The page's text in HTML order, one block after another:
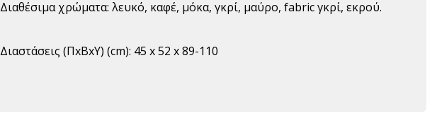
Διαθέσιμα χρώματα: λευκό, καφέ, μόκα, γκρί, μαύρο, fabric γκρί, εκρού.
Διαστάσεις (ΠxBxΥ) (cm): 45 x 52 x 89-110